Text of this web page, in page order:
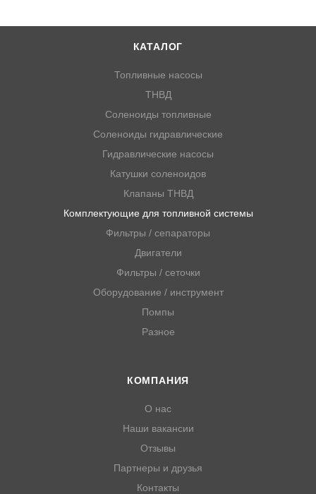
КАТАЛОГ
Топливные насосы
ТНВД
Соленоиды топливные
Соленоиды гидравлические
Гидравлические насосы
Катушки соленоидов
Клапаны ТНВД
Комплектующие для топливной системы
Фильтры / сепараторы
Двигатели
Фильтры / сеточки
Оборудование / инструмент
Помпы
Разное
КОМПАНИЯ
О нас
Наши вакансии
Отзывы
Партнеры и друзья
Контакты